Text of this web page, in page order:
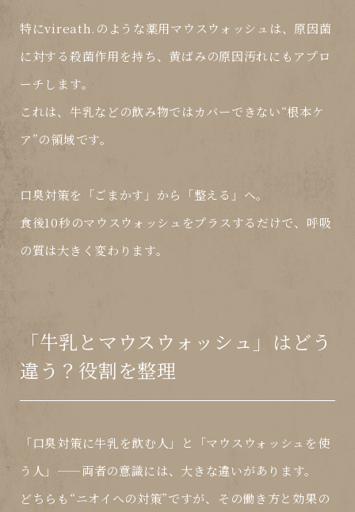
特にvireath.のような薬用マウスウォッシュは、 原因菌
に対する殺菌作用を持ち、 黄ばみの原因汚れにもアプロ
ーチします。
これは、牛乳などの飲み物ではカバーできない“根本ケ
ア”の領域です。
口臭対策を「ごまかす」から「整える」へ。
食後10秒のマウスウォッシュをプラスするだけで、 呼吸
の質は大きく変わります。
「牛乳とマウスウォッシュ」はどう
違う？役割を整理
「口臭対策に牛乳を飲む人」と「マウスウォッシュを使
う人」——両者の意識には、大きな違いがあります。
どちらも“ニオイへの対策”ですが、その働き方と効果の